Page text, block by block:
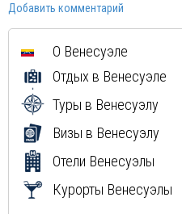
Россия
Мексика
Куба
Доминиканская
Маврикий
Добавить комментарий
О Венесуэле
Отдых в Венесуэле
Туры в Венесуэлу
Визы в Венесуэлу
Отели Венесуэлы
Курорты Венесуэлы